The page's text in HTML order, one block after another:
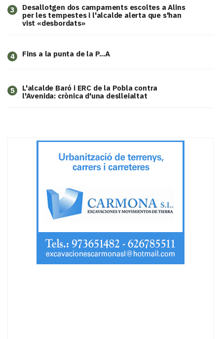
3
​Desallotgen dos campaments escoltes a Alins
per les tempestes i l'alcalde alerta que s'han
vist «desbordats»
4 Fins a la punta de la P...A
5
L'alcalde Baró i ERC de la Pobla contra
l'Avenida: crònica d'una deslleialtat